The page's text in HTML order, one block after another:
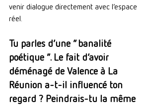
venir dialogue directement avec l’espace
réel.
Tu parles d’une “ banalité
poétique ”. Le fait d’avoir
déménagé de Valence à La
Réunion a-t-il influencé ton
regard ? Peindrais-tu la même